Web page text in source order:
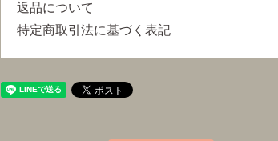
返品について
特定商取引法に基づく表記